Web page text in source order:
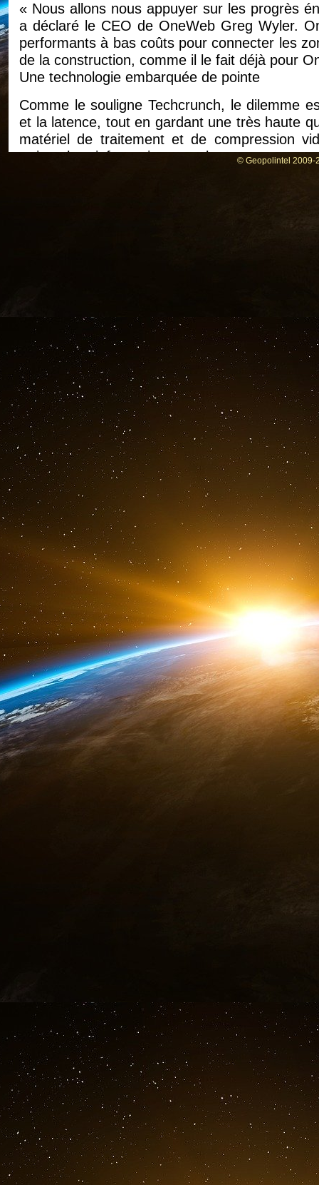
« Nous allons nous appuyer sur les progrès
a déclaré le CEO de OneWeb Greg Wyler.
performants à bas coûts pour connecter les
de la construction, comme il le fait déjà pour
Une technologie embarquée de pointe
Comme le souligne Techcrunch, le dilemme
et la latence, tout en gardant une très haute
matériel de traitement et de compression
traiter les informations et les
Le résultat pourrait être frappant : les
seconde de décalage.
Une nouvelle nouvelle course à l’espace
Les satellites développés par EarthNow
l’espace, loin des vols spatiaux commerciaux
Deux nouvelles tendances émergent :
Fournir Internet aux 4 milliards de
projets comme OneWeb. Softbank y a
SpaceX, l’entreprise d’Elon Musk,
célèbre fond Andreessen Horowitz a quant à
de forêts, étudier l’évolution des
migration des grandes baleines.
Comment ?
En utilisant les technologies décrites plus
domaine de l’intelligence artificielle. Les
reconnaissance d’images qui permettront leur
Ce projet nous donnera donc une vision
d’action bien plus rapide. L’instantanéité
conflit naissant, ou optimiser la gestion de
temps réel. De grandes questions qui
© Geopolintel 2009-